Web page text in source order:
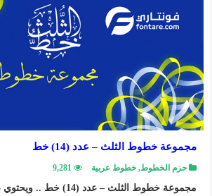
مجموعة خطوط الثلث – عدد (14) خط
حزم الخطوط,خطوط عربية 9,281